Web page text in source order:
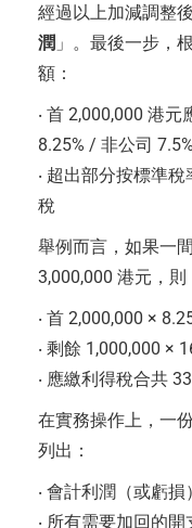
經過以上加減調整
潤 」。最後一步，
額：
‧ 首 2,000,000 港
8.25% / 非公司 7.5%
‧ 超出部分按標準
稅
舉例而言，如果一
3,000,000 港元，則
‧ 首 2,000,000 ×
‧ 剩餘 1,000,000 ×
‧ 應繳利得稅合共
在實務操作上，一
列出：
‧ 會計利潤（或虧損
‧ 所有需要加回的開